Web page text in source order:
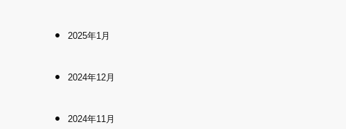
2025年1月
2024年12月
2024年11月